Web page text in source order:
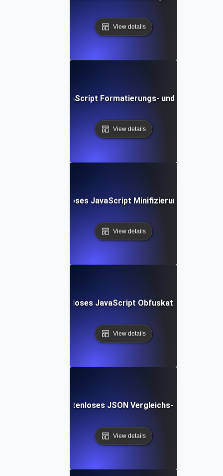
View details
Kostenloses JavaScript Formatierungs- und
View details
Kostenloses JavaScript Minifizierungs-Tool
View details
Kostenloses JavaScript Obfuskator-Tool
View details
Kostenloses JSON Vergleichs-Tool
View details